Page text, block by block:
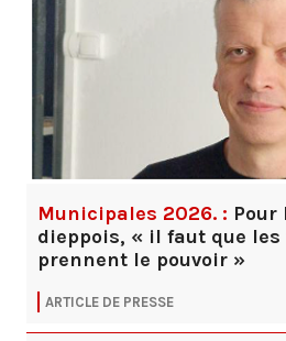
Municipales 2026. : Pour
dieppois, « il faut que
prennent le pouvoir »
ARTICLE DE PRESSE